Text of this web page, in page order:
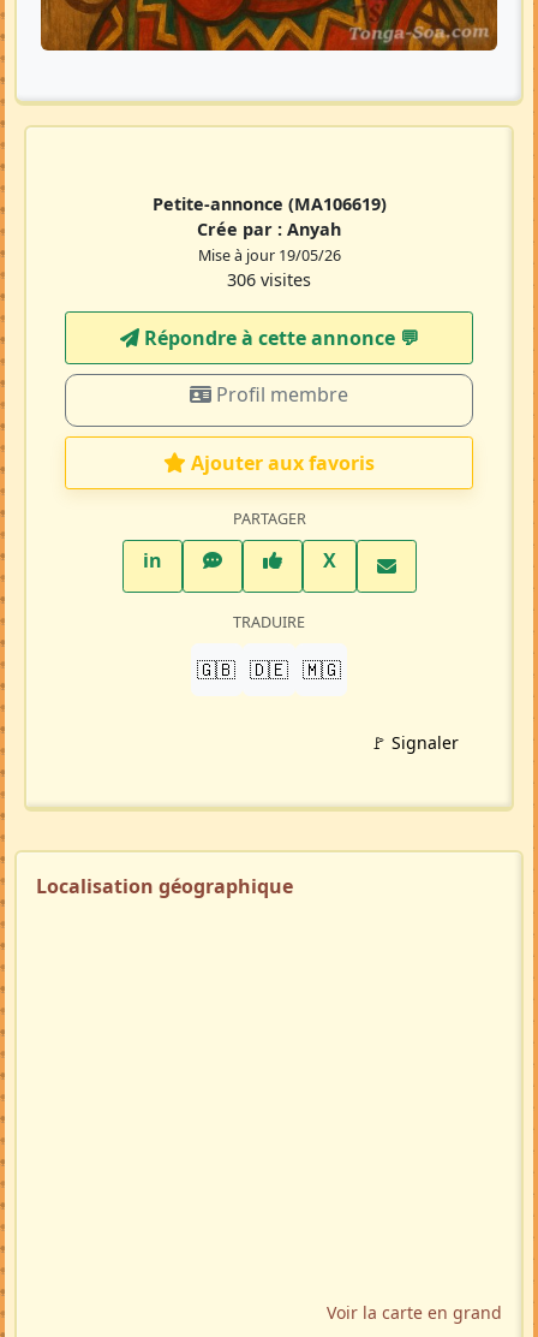
Petite-annonce (MA106619)
Crée par : Anyah
Mise à jour 19/05/26
306 visites
Répondre à cette annonce 💬​
Profil membre
Ajouter aux favoris
PARTAGER
inLinkedInWhatsAppFacebook
XTwitter X
TRADUIRE
🇬🇧 🇩🇪 🇲🇬
🚩 Signaler
Localisation géographique
Voir la carte en grand